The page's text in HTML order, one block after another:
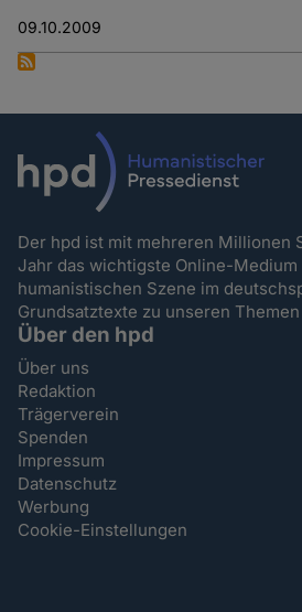
09.10.2009
Der hpd ist mit mehreren Millionen
Jahr das wichtigste Online-
humanistischen Szene im
Grundsatztexte zu unseren
Über den hpd
Über uns
Redaktion
Trägerverein
Spenden
Impressum
Datenschutz
Werbung
Cookie-Einstellungen